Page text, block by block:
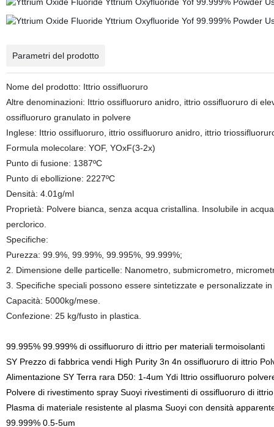
Parametri del prodotto
Nome del prodotto: Ittrio ossifluoruro
Altre denominazioni: Ittrio ossifluoruro anidro, ittrio ossifluoruro di
ossifluoruro granulato in polvere
Inglese: Ittrio ossifluoruro, ittrio ossifluoruro anidro, ittrio
Formula molecolare: YOF, YOxF(3-2x)
Punto di fusione: 1387ºC
Punto di ebollizione: 2227ºC
Densità: 4.01g/ml
Proprietà: Polvere bianca, senza acqua cristallina. Insolubile in
perclorico.
Specifiche:
Purezza: 99.9%, 99.99%, 99.995%, 99.999%;
2. Dimensione delle particelle: Nanometro, submicrometro,
3. Specifiche speciali possono essere sintetizzate e personalizzate
Capacità: 5000kg/mese.
Confezione: 25 kg/fusto in plastica.
99.995% 99.999% di ossifluoruro di ittrio per materiali termoisolanti
SY Prezzo di fabbrica vendi High Purity 3n 4n ossifluoruro di ittrio
Alimentazione SY Terra rara D50: 1-4um Ydi Ittrio ossifluoruro
Polvere di rivestimento spray Suoyi rivestimenti di ossifluoruro di
Plasma di materiale resistente al plasma Suoyi con densità
99.999% 0.5-5um